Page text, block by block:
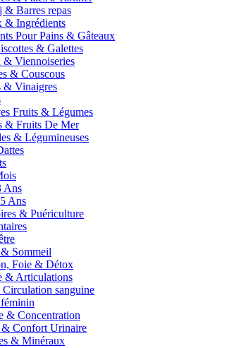
& Barres repas
& Ingrédients
Pour Pains & Gâteaux
& Galettes
& Viennoiseries
& Couscous
& Vinaigres
Fruits & Légumes
& Fruits De Mer
& Légumineuses
Ans
Ans
& Puériculture
Sommeil
Foie & Détox
& Articulations
sanguine
& Concentration
& Confort Urinaire
& Minéraux